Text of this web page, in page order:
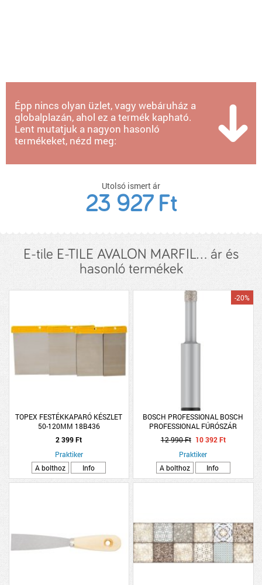
Épp nincs olyan üzlet, vagy webáruház a
globalplazán, ahol ez a termék kapható.
Lent mutatjuk a nagyon hasonló
termékeket, nézd meg:
Utolsó ismert ár
23 927 Ft
E-tile E-TILE AVALON MARFIL... ár és
hasonló termékek
TOPEX FESTÉKKAPARÓ KÉSZLET
50-120MM 18B436
2 399 Ft
Praktiker
A bolthoz
Info
BOSCH PROFESSIONAL BOSCH
PROFESSIONAL FÚRÓSZÁR
8X33X13MM PRO CERAMIC DRY
-20%
12 990 Ft 10 392 Ft
Praktiker
A bolthoz
Info